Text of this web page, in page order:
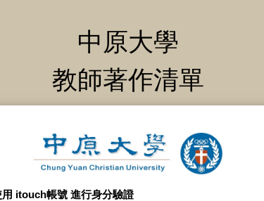
中原大學
教師著作清單
用 itouch帳號 進行身分驗證